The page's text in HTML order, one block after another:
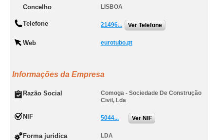
Concelho LISBOA
Telefone 21496... Ver Telefone
Web eurotubo.pt
Informações da Empresa
Razão Social
Comoga - Sociedade De Construção
Civil, Lda
NIF 5044... Ver NIF
Forma jurídica LDA